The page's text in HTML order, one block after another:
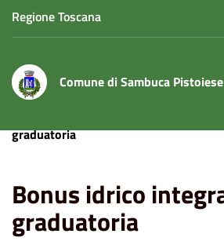
Regione Toscana
Comune di Sambuca Pistoiese
graduatoria
Bonus idrico
graduatoria